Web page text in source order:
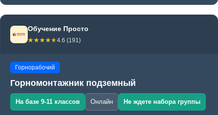
Обучение Просто
☆☆☆☆☆
★★★★★4.6 (191)
Горнорабочий
Горномонтажник подземный
На базе 9-11 классов Онлайн Не ждете набора группы